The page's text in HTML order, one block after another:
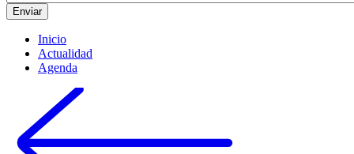
Inicio
Actualidad
Agenda